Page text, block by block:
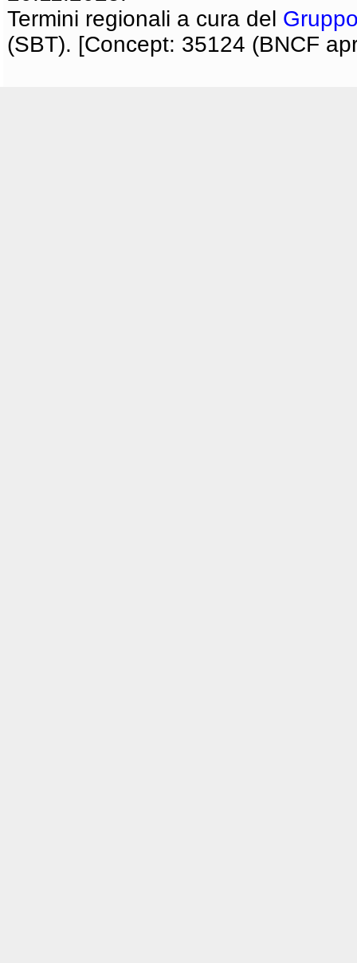
Termini regionali a cura del
(SBT). [Concept: 35124 (BNCF